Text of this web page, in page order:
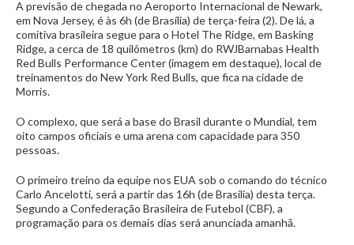
A previsão de chegada no Aeroporto Internacional de Newark,
em Nova Jersey, é às 6h (de Brasília) de terça-feira (2). De lá, a
comitiva brasileira segue para o Hotel The Ridge, em Basking
Ridge, a cerca de 18 quilômetros (km) do RWJBarnabas Health
Red Bulls Performance Center (imagem em destaque), local de
treinamentos do New York Red Bulls, que fica na cidade de
Morris.
O complexo, que será a base do Brasil durante o Mundial, tem
oito campos oficiais e uma arena com capacidade para 350
pessoas.
O primeiro treino da equipe nos EUA sob o comando do técnico
Carlo Ancelotti, será a partir das 16h (de Brasília) desta terça.
Segundo a Confederação Brasileira de Futebol (CBF), a
programação para os demais dias será anunciada amanhã.